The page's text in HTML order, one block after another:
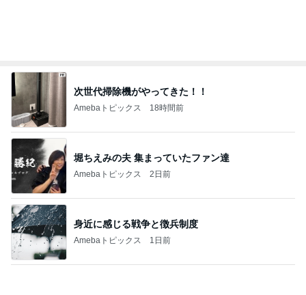
次世代掃除機がやってきた！！
Amebaトピックス 18時間前
堀ちえみの夫 集まっていたファン達
Amebaトピックス 2日前
身近に感じる戦争と徴兵制度
Amebaトピックス 1日前